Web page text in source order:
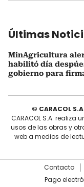
Últimas
MinAgricultura
habilitó día
gobierno para
© CARACOL
CARACOL S.A. realiza
usos de las obras y
web a medios de
Contacto
Pago